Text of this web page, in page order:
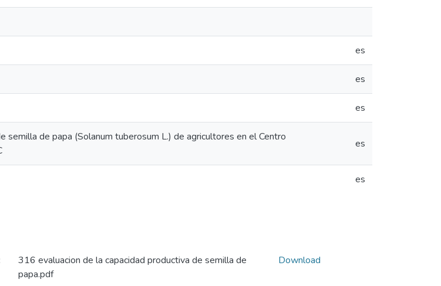
es
es
es
semilla de papa (Solanum tuberosum L.) de agricultores en el Centro
es
es
316 evaluacion de la capacidad productiva de semilla de
papa.pdf
Download